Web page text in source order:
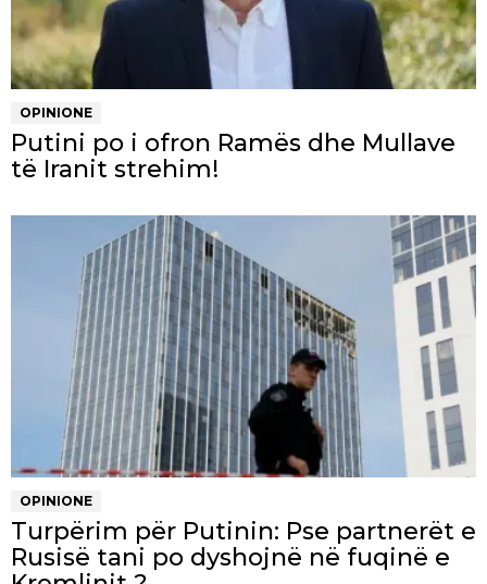
OPINIONE
Putini po i ofron Ramës dhe Mullave
të Iranit strehim!
OPINIONE
Turpërim për Putinin: Pse partnerët e
Rusisë tani po dyshojnë në fuqinë e